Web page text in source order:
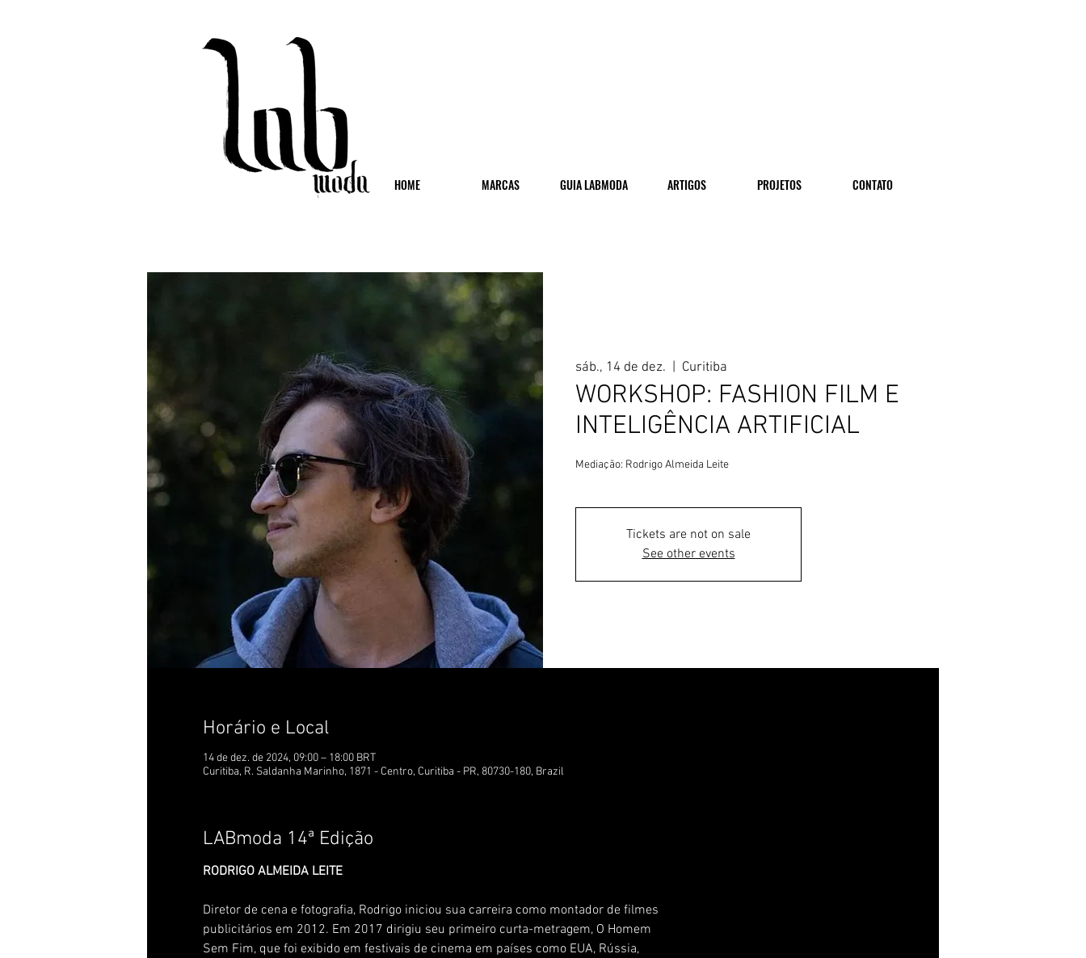
HOME MARCAS GUIA LABMODA ARTIGOS PROJETOS CONTATO
sáb., 14 de dez. Curitiba
WORKSHOP: FASHION FILM E
INTELIGÊNCIA ARTIFICIAL
Mediação: Rodrigo Almeida Leite
Tickets are not on sale
See other events
Horário e Local
14 de dez. de 2024, 09:00 – 18:00 BRT
Curitiba, R. Saldanha Marinho, 1871 - Centro, Curitiba - PR, 80730-180, Brazil
LABmoda 14ª Edição
RODRIGO ALMEIDA LEITE
Diretor de cena e fotografia, Rodrigo iniciou sua carreira como montador de filmes
publicitários em 2012. Em 2017 dirigiu seu primeiro curta-metragem, O Homem
Sem Fim, que foi exibido em festivais de cinema em países como EUA, Rússia,